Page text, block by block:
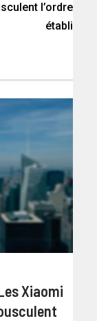
l’ordre
établi
Xiaomi